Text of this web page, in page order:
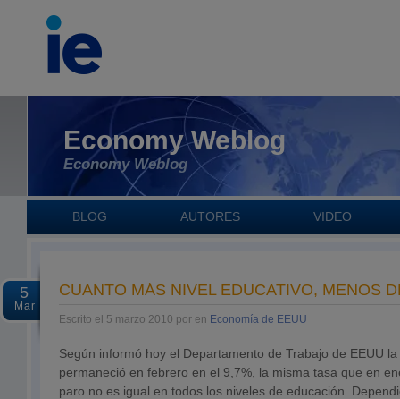
Economy Weblog
Economy Weblog
BLOG AUTORES VIDEO
5
Mar
CUANTO MÁS NIVEL EDUCATIVO, MENOS
Escrito el 5 marzo 2010 por en Economía de EEUU
Según informó hoy el Departamento de Trabajo de EEUU
permaneció en febrero en el 9,7%, la misma tasa que en
paro no es igual en todos los niveles de educación.